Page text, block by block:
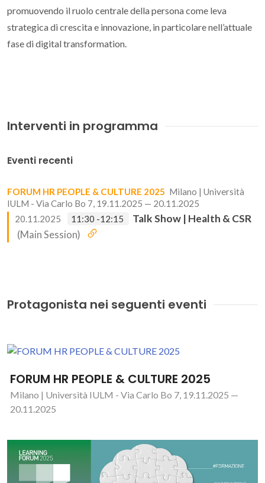
promuovendo il ruolo centrale della persona come leva
strategica di crescita e innovazione, in particolare nell’attuale
fase di digital transformation.
Interventi in programma
Eventi recenti
FORUM HR PEOPLE & CULTURE 2025 Milano | Università
IULM - Via Carlo Bo 7, 19.11.2025 — 20.11.2025
20.11.2025
11:30 -12:15 Talk Show | Health & CSR
(Main Session)
Protagonista nei seguenti eventi
FORUM HR PEOPLE & CULTURE 2025
Milano | Università IULM - Via Carlo Bo 7, 19.11.2025 —
20.11.2025